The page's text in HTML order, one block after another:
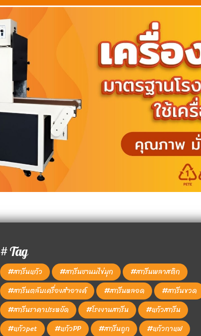
# Tag
#สกรีนแก้ว #สกรีนชานมไข่มุก
#สกรีนพลาสติก
#สกรีนตลับเครื่องสำอางค์
#สกรีนหลอด
#สกรีนขวด
#สกรีนราคาประหยัด
#โรงงานสกรีน
#แก้วสกรีน
#แก้วpet
#แก้วPP #สกรีนถูก #แก้วกาแฟ